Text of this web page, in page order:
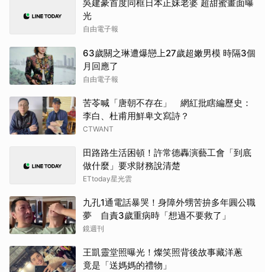
吳建豪首度同框日本正妹老婆 超甜蜜畫面曝
光
自由電子報
63歲關之琳遭爆戀上27歲超嫩男模 時隔3個
月回應了
自由電子報
苦苓喊「唐朝不存在」 網紅批瞎編歷史：
李白、杜甫用鮮卑文寫詩？
CTWANT
田路路生活困頓！許常德轟演藝工會「到底
做什麼」要求財務說清楚
ETtoday星光雲
九孔1通電話暴哭！身障外甥苦拚多年圓公職
夢 自責3歲重病時「想過不要救了」
鏡週刊
王凱靈堂照曝光！燦笑照背後故事藏洋蔥
竟是「送媽媽的禮物」